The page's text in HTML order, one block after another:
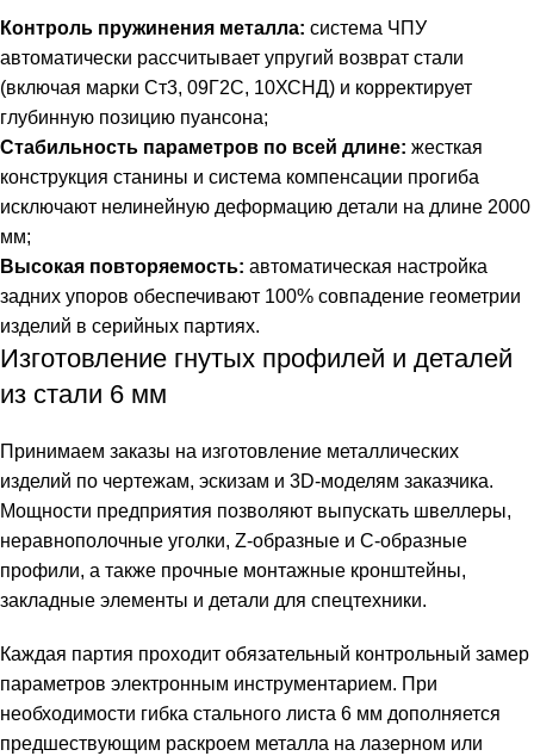
Контроль пружинения металла: система ЧПУ
автоматически рассчитывает упругий возврат стали
(включая марки Ст3, 09Г2С, 10ХСНД) и корректирует
глубинную позицию пуансона;
Стабильность параметров по всей длине: жесткая
конструкция станины и система компенсации прогиба
исключают нелинейную деформацию детали на длине 2000
мм;
Высокая повторяемость: автоматическая настройка
задних упоров обеспечивают 100% совпадение геометрии
изделий в серийных партиях.
Изготовление гнутых профилей и деталей
из стали 6 мм
Принимаем заказы на изготовление металлических
изделий по чертежам, эскизам и 3D-моделям заказчика.
Мощности предприятия позволяют выпускать швеллеры,
неравнополочные уголки, Z-образные и C-образные
профили, а также прочные монтажные кронштейны,
закладные элементы и детали для спецтехники.
Каждая партия проходит обязательный контрольный замер
параметров электронным инструментарием. При
необходимости гибка стального листа 6 мм дополняется
предшествующим раскроем металла на лазерном или